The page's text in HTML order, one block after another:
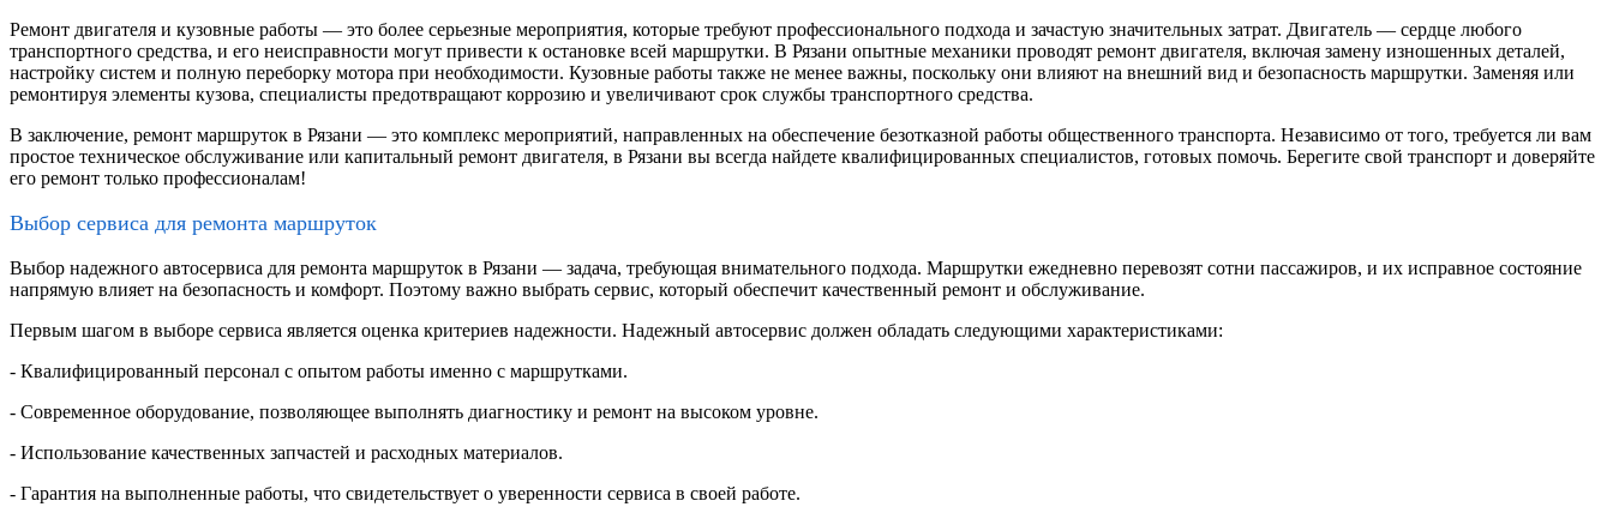
Ремонт двигателя и кузовные работы — это более серьезные мероприятия, которые требуют профессионального подхода и зачастую значительных затрат. Двигатель — сердце любого
транспортного средства, и его неисправности могут привести к остановке всей маршрутки. В Рязани опытные механики проводят ремонт двигателя, включая замену изношенных деталей,
настройку систем и полную переборку мотора при необходимости. Кузовные работы также не менее важны, поскольку они влияют на внешний вид и безопасность маршрутки. Заменяя или
ремонтируя элементы кузова, специалисты предотвращают коррозию и увеличивают срок службы транспортного средства.
В заключение, ремонт маршруток в Рязани — это комплекс мероприятий, направленных на обеспечение безотказной работы общественного транспорта. Независимо от того, требуется ли вам
простое техническое обслуживание или капитальный ремонт двигателя, в Рязани вы всегда найдете квалифицированных специалистов, готовых помочь. Берегите свой транспорт и доверяйте
его ремонт только профессионалам!
Выбор сервиса для ремонта маршруток
Выбор надежного автосервиса для ремонта маршруток в Рязани — задача, требующая внимательного подхода. Маршрутки ежедневно перевозят сотни пассажиров, и их исправное состояние
напрямую влияет на безопасность и комфорт. Поэтому важно выбрать сервис, который обеспечит качественный ремонт и обслуживание.
Первым шагом в выборе сервиса является оценка критериев надежности. Надежный автосервис должен обладать следующими характеристиками:
- Квалифицированный персонал с опытом работы именно с маршрутками.
- Современное оборудование, позволяющее выполнять диагностику и ремонт на высоком уровне.
- Использование качественных запчастей и расходных материалов.
- Гарантия на выполненные работы, что свидетельствует о уверенности сервиса в своей работе.